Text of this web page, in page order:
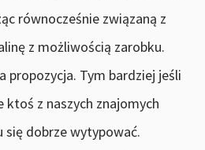
równocześnie związaną z
z możliwością zarobku.
propozycja. Tym bardziej jeśli
z naszych znajomych
się dobrze wytypować.